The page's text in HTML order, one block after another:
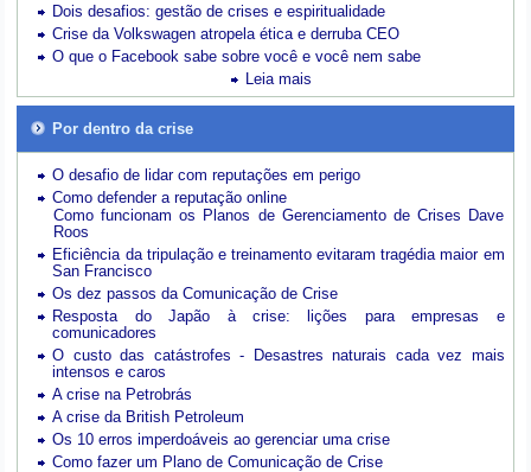
Dois desafios: gestão de crises e espiritualidade
Crise da Volkswagen atropela ética e derruba CEO
O que o Facebook sabe sobre você e você nem sabe
Leia mais
Por dentro da crise
O desafio de lidar com reputações em perigo
Como defender a reputação online
Como funcionam os Planos de Gerenciamento de Crises Dave
Roos
Eficiência da tripulação e treinamento evitaram tragédia maior em
San Francisco
Os dez passos da Comunicação de Crise
Resposta do Japão à crise: lições para empresas e
comunicadores
O custo das catástrofes -
Desastres naturais cada vez mais
intensos e caros
A crise na Petrobrás
A crise da British Petroleum
Os 10 erros imperdoáveis ao gerenciar uma crise
Como fazer um Plano de Comunicação de Crise